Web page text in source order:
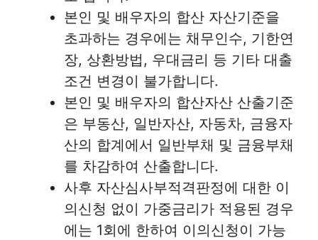
본인 및 배우자의 합산 자산기준을
초과하는 경우에는 채무인수, 기한연
장, 상환방법, 우대금리 등 기타 대출
조건 변경이 불가합니다.
본인 및 배우자의 합산자산 산출기준
은 부동산, 일반자산, 자동차, 금융자
산의 합계에서 일반부채 및 금융부채
를 차감하여 산출합니다.
사후 자산심사부적격판정에 대한 이
의신청 없이 가중금리가 적용된 경우
에는 1회에 한하여 이의신청이 가능